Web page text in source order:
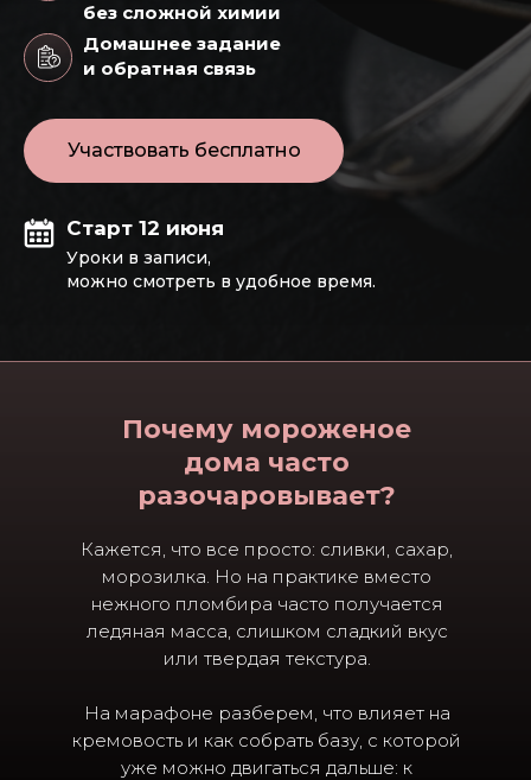
без сложной химии
Домашнее задание
и обратная связь
Участвовать бесплатно
Уроки в записи,
можно смотреть в удобное время.
Старт 12 июня
Кажется, что все просто: сливки, сахар,
морозилка. Но на практике вместо
нежного пломбира часто получается
ледяная масса, слишком сладкий вкус
или твердая текстура.
На марафоне разберем, что влияет на
кремовость и как собрать базу, с которой
уже можно двигаться дальше: к
Почему мороженое
дома часто
разочаровывает?